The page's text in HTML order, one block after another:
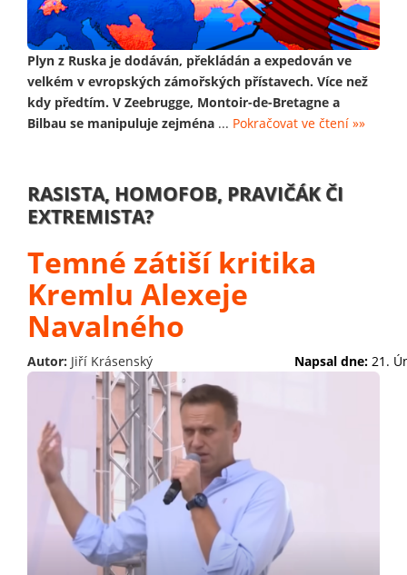
Plyn z Ruska je dodáván, překládán a expedován ve
velkém v evropských zámořských přístavech. Více než
kdy předtím. V Zeebrugge, Montoir-de-Bretagne a
Bilbau se manipuluje zejména ... Pokračovat ve čtení »»
RASISTA, HOMOFOB, PRAVIČÁK ČI
EXTREMISTA?
Temné zátiší kritika
Kremlu Alexeje
Navalného
Autor: Jiří Krásenský Napsal dne: 21.